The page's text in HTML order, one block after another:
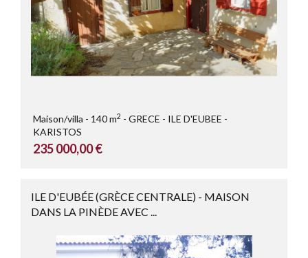
Maison/villa 140 m2 GRECE
ILE D'EUBEE -
KARISTOS
235 000,00 €
ILE D'EUBÉE (GRÈCE CENTRALE) - MAISON
DANS LA PINÈDE AVEC ...